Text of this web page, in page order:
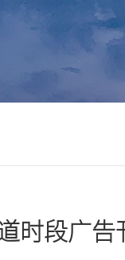
CCTV13新闻频道
央视新媒体
河南卫视
时段广告